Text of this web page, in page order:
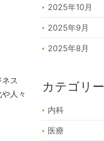
ス
人々
2025年10月
2025年9月
2025年8月
カテゴリー
内科
医療